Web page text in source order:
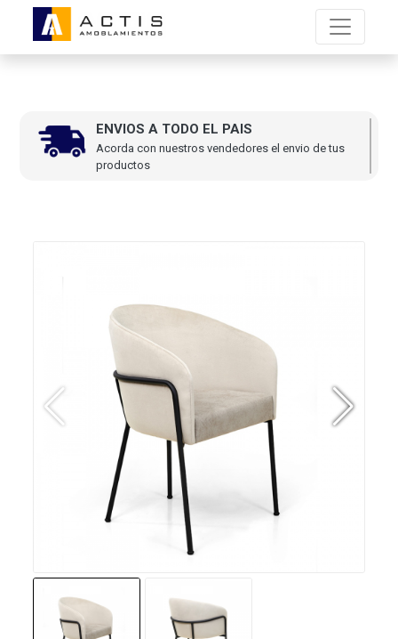
ENVIOS A TODO EL PAIS
Acorda con nuestros vendedores el envio de tus
productos